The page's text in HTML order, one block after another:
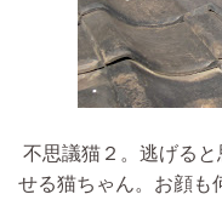
不思議猫２。逃げる
せる猫ちゃん。お顔も